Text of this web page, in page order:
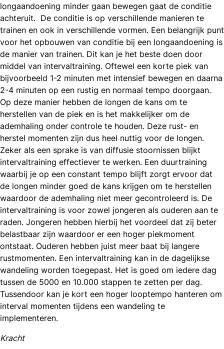
longaandoening minder gaan bewegen gaat de conditie
achteruit. De conditie is op verschillende manieren te
trainen en ook in verschillende vormen. Een belangrijk punt
voor het opbouwen van conditie bij een longaandoening is
de manier van trainen. Dit kan je het beste doen door
middel van intervaltraining. Oftewel een korte piek van
bijvoorbeeld 1-2 minuten met intensief bewegen en daarna
2-4 minuten op een rustig en normaal tempo doorgaan.
Op deze manier hebben de longen de kans om te
herstellen van de piek en is het makkelijker om de
ademhaling onder controle te houden. Deze rust- en
herstel momenten zijn dus heel nuttig voor de longen.
Zeker als een sprake is van diffusie stoornissen blijkt
intervaltraining effectiever te werken. Een duurtraining
waarbij je op een constant tempo blijft zorgt ervoor dat
de longen minder goed de kans krijgen om te herstellen
waardoor de ademhaling niet meer gecontroleerd is. De
intervaltraining is voor zowel jongeren als ouderen aan te
raden. Jongeren hebben hierbij het voordeel dat zij beter
belastbaar zijn waardoor er een hoger piekmoment
ontstaat. Ouderen hebben juist meer baat bij langere
rustmomenten. Een intervaltraining kan in de dagelijkse
wandeling worden toegepast. Het is goed om iedere dag
tussen de 5000 en 10.000 stappen te zetten per dag.
Tussendoor kan je kort een hoger looptempo hanteren om
interval momenten tijdens een wandeling te
implementeren.
Kracht